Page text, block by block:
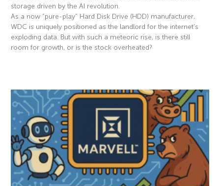
storage driven by the AI revolution.
As a now “pure-play” Hard Disk Drive (HDD) manufacturer,
WDC is uniquely positioned as the landlord for the internet’s
exploding data. But with such a meteoric rise, is there still
room for growth, or is the stock overheated?